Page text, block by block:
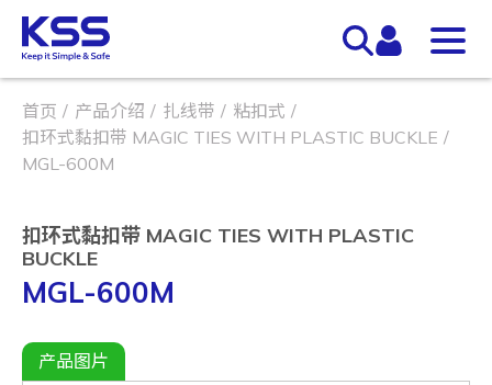
首页 产品介绍 扎线带
粘扣式
扣环式黏扣带 MAGIC TIES WITH PLASTIC BUCKLE
MGL-600M
扣环式黏扣带 MAGIC TIES WITH PLASTIC
BUCKLE
MGL-600M
产品图片